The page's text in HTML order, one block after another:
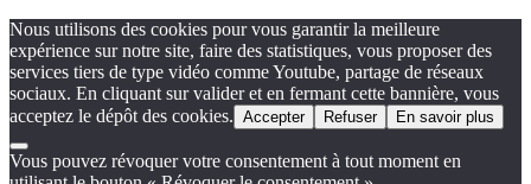
Nous utilisons des cookies pour vous garantir la meilleure
expérience sur notre site, faire des statistiques, vous proposer des
services tiers de type vidéo comme Youtube, partage de réseaux
sociaux. En cliquant sur valider et en fermant cette bannière, vous
acceptez le dépôt des cookies. Accepter Refuser En savoir plus
Vous pouvez révoquer votre consentement à tout moment en